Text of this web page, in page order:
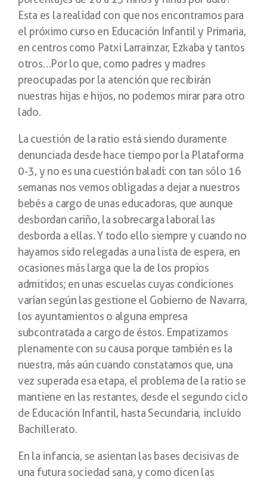
Esta es la realidad con que nos encontramos para
el próximo curso en Educación Infantil y Primaria,
en centros como Patxi Larrainzar, Ezkaba y tantos
otros…Por lo que, como padres y madres
preocupadas por la atención que recibirán
nuestras hijas e hijos, no podemos mirar para otro
lado.
La cuestión de la ratio está siendo duramente
denunciada desde hace tiempo por la Plataforma
0-3, y no es una cuestión baladí: con tan sólo 16
semanas nos vemos obligadas a dejar a nuestros
bebés a cargo de unas educadoras, que aunque
desbordan cariño, la sobrecarga laboral las
desborda a ellas. Y todo ello siempre y cuando no
hayamos sido relegadas a una lista de espera, en
ocasiones más larga que la de los propios
admitidos; en unas escuelas cuyas condiciones
varían según las gestione el Gobierno de Navarra,
los ayuntamientos o alguna empresa
subcontratada a cargo de éstos. Empatizamos
plenamente con su causa porque también es la
nuestra, más aún cuando constatamos que, una
vez superada esa etapa, el problema de la ratio se
mantiene en las restantes, desde el segundo ciclo
de Educación Infantil, hasta Secundaria, incluído
Bachillerato.
En la infancia, se asientan las bases decisivas de
una futura sociedad sana, y como dicen las